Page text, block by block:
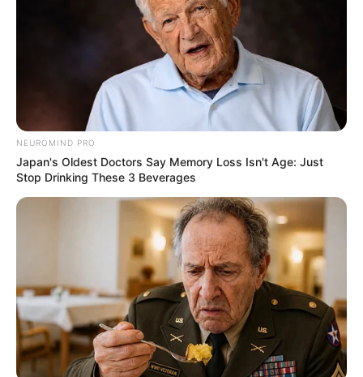
(foto: hancinema)
Film ini disutradarai oleh sutradara bernama Choi Won Sub. Choi
Won Sub sendiri sudah cukup berpengalaman dalam dunia
perfilman, terbukti dari beberapa peran yang ia lakukan sebagai
kru film. Hal ini menunjukkan bahwa hasil yang ia peroleh
merupakan kerja kerasnya selama ini.
Dalam beberapa periode lalu, ia pernah bergabung menjadi
NEUROMIND PRO
Japan's Oldest Doctors Say Memory Loss Isn't Age: Just
Stop Drinking These 3 Beverages